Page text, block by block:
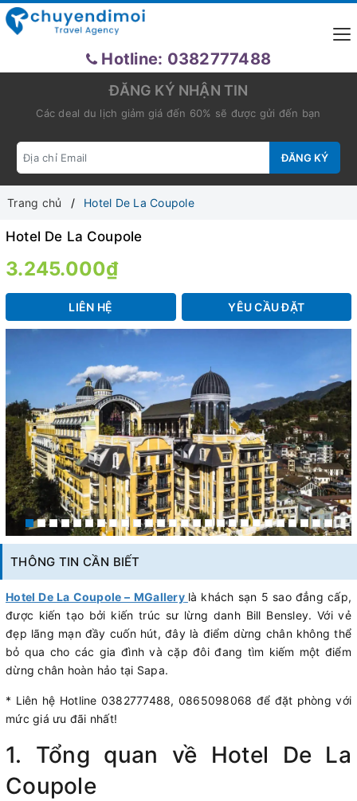
Hotline: 0382777488
ĐĂNG KÝ NHẬN TIN
Các deal du lịch giảm giá đến 60% sẽ được gửi đến bạn
ĐĂNG KÝ
Trang chủ Hotel De La Coupole
THÔNG TIN CẦN BIẾT
Hotel De La Coupole – MGallery là khách sạn 5 sao đẳng cấp,
được kiến tạo bởi kiến trúc sư lừng danh Bill Bensley. Với vẻ
đẹp lãng mạn đầy cuốn hút, đây là điểm dừng chân không thể
bỏ qua cho các gia đình và cặp đôi đang tìm kiếm một điểm
dừng chân hoàn hảo tại Sapa.
* Liên hệ Hotline 0382777488, 0865098068 để đặt phòng với
mức giá ưu đãi nhất!
1. Tổng quan về Hotel De La
Coupole
Hotel De La Coupole
3.245.000₫
LIÊN HỆ YÊU CẦU ĐẶT